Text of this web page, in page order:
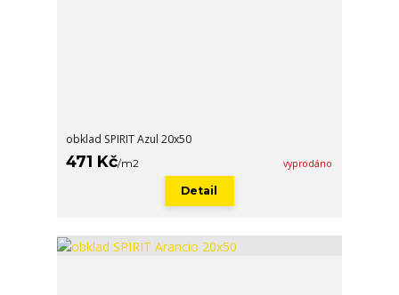
obklad SPIRIT Azul 20x50
471 Kč/m2 vyprodáno
Detail